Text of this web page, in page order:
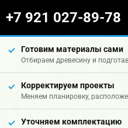
+7 921 027-89-78
Готовим материалы сами
Отбираем древесину и
Корректируем проекты
Меняем планировку,
Уточняем комплектацию